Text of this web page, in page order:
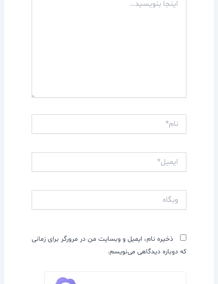
بنویسید…
ذخیره نام، ایمیل و وبسایت من در مرورگر برای زمانی
که دوباره دیدگاهی می‌نویسم.